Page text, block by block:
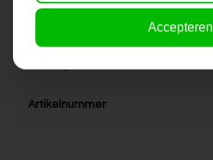
Artikelnummer
Accepteren